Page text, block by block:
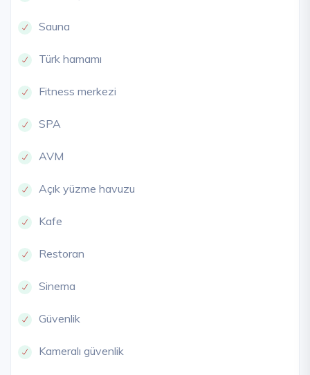
Sauna
Türk hamamı
Fitness merkezi
SPA
AVM
Açık yüzme havuzu
Kafe
Restoran
Sinema
Güvenlik
Kameralı güvenlik